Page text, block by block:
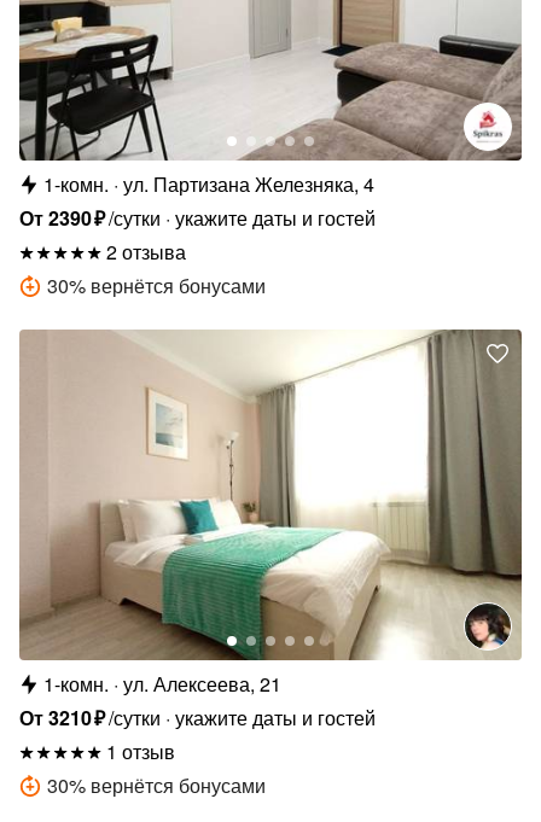
1-комн. ул. Партизана Железняка, 4
От2390₽/сутки укажите даты и гостей
2 отзыва
30% вернётся бонусами
1-комн. ул. Алексеева, 21
От3210₽/сутки укажите даты и гостей
1 отзыв
30% вернётся бонусами